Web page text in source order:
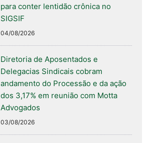
para conter lentidão crônica no
SIGSIF
04/08/2026
Diretoria de Aposentados e
Delegacias Sindicais cobram
andamento do Processão e da ação
dos 3,17% em reunião com Motta
Advogados
03/08/2026